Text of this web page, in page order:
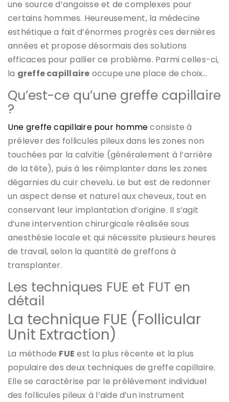
une source d’angoisse et de complexes pour
certains hommes. Heureusement, la médecine
esthétique a fait d’énormes progrès ces dernières
années et propose désormais des solutions
efficaces pour pallier ce problème. Parmi celles-ci,
la greffe capillaire occupe une place de choix…
Qu’est-ce qu’une greffe capillaire
?
Une greffe capillaire pour hommeconsiste à
prélever des follicules pileux dans les zones non
touchées par la calvitie (généralement à l’arrière
de la tête), puis à les réimplanter dans les zones
dégarnies du cuir chevelu. Le but est de redonner
un aspect dense et naturel aux cheveux, tout en
conservant leur implantation d’origine. Il s’agit
d’une intervention chirurgicale réalisée sous
anesthésie locale et qui nécessite plusieurs heures
de travail, selon la quantité de greffons à
transplanter.
Les techniques FUE et FUT en
détail
La technique FUE (Follicular
Unit Extraction)
La méthode FUE est la plus récente et la plus
populaire des deux techniques de greffe capillaire.
Elle se caractérise par le prélèvement individuel
des follicules pileux à l’aide d’un instrument